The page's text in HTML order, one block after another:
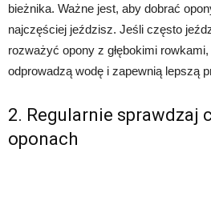
bieżnika. Ważne jest, aby dobrać
najczęściej jeździsz. Jeśli często
rozważyć opony z głębokimi
odprowadzą wodę i zapewnią lepszą
2. Regularnie sprawdzaj
oponach